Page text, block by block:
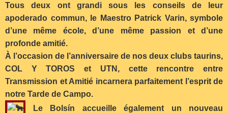
Tous deux ont grandi sous les conseils de leur
apoderado commun, le Maestro Patrick Varin, symbole
d’une même école, d’une même passion et d’une
profonde amitié.
À l’occasion de l’anniversaire de nos deux clubs taurins,
COL Y TOROS et UTN, cette rencontre entre
Transmission et Amitié incarnera parfaitement l’esprit de
notre Tarde de Campo.
Le Bolsín accueille également un nouveau